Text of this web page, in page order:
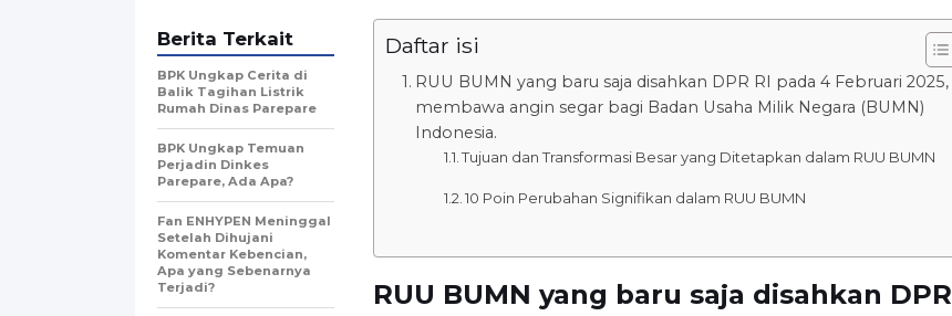
Daftar isi
RUU BUMN yang baru saja disahkan DPR RI pada 4 Februari 2025,
membawa angin segar bagi Badan Usaha Milik Negara (BUMN)
Indonesia.
Tujuan dan Transformasi Besar yang Ditetapkan dalam RUU BUMN
10 Poin Perubahan Signifikan dalam RUU BUMN
RUU BUMN yang baru saja disahkan DPR
Berita Terkait
BPK Ungkap Cerita di
Balik Tagihan Listrik
Rumah Dinas Parepare
BPK Ungkap Temuan
Perjadin Dinkes
Parepare, Ada Apa?
Fan ENHYPEN Meninggal
Setelah Dihujani
Komentar Kebencian,
Apa yang Sebenarnya
Terjadi?